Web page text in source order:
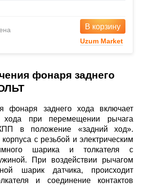
В корзину
Uzum Market
фонаря заднего
фонаря заднего хода включает
хода при перемещении рычага
в положение «задний ход».
корпуса с резьбой и электрическим
шарика и толкателя с
При воздействии рычагом
шарик датчика, происходит
и соединение контактов